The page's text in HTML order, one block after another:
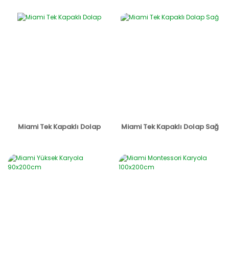
Miami Tek Kapaklı Dolap Miami Tek Kapaklı Dolap Sağ